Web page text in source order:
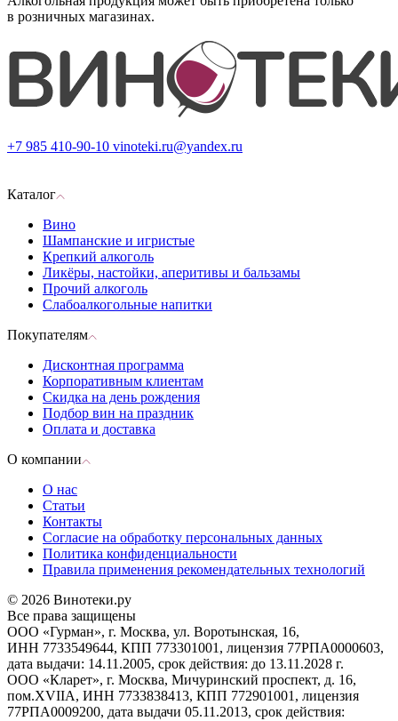
в розничных магазинах.
+7 985 410-90-10 vinoteki.ru@yandex.ru
Каталог
Вино
Шампанские и игристые
Крепкий алкоголь
Ликёры, настойки, аперитивы и бальзамы
Прочий алкоголь
Слабоалкогольные напитки
Покупателям
Дисконтная программа
Корпоративным клиентам
Скидка на день рождения
Подбор вин на праздник
Оплата и доставка
О компании
О нас
Статьи
Контакты
Согласие на обработку персональных данных
Политика конфиденциальности
Правила применения рекомендательных технологий
© 2026 Винотеки.ру
Все права защищены
ООО «Гурман», г. Москва, ул. Воротынская, 16,
ИНН 7733549644, КПП 773301001, лицензия 77РПА0000603,
дата выдачи: 14.11.2005, срок действия: до 13.11.2028 г.
ООО «Кларет», г. Москва, Мичуринский проспект, д. 16,
пом.XVIIA, ИНН 7733838413, КПП 772901001, лицензия
77РПА0009200, дата выдачи 05.11.2013, срок действия: